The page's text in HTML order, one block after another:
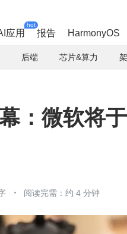
应用
hot
报告 HarmonyOS
后端 芯片&算力
：微软将
阅读完需：约 4 分钟